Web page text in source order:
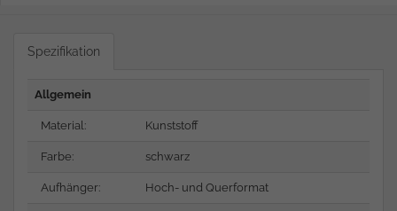
Spezifikation
Allgemein
Material: Kunststoff
Farbe: schwarz
Aufhänger: Hoch- und Querformat